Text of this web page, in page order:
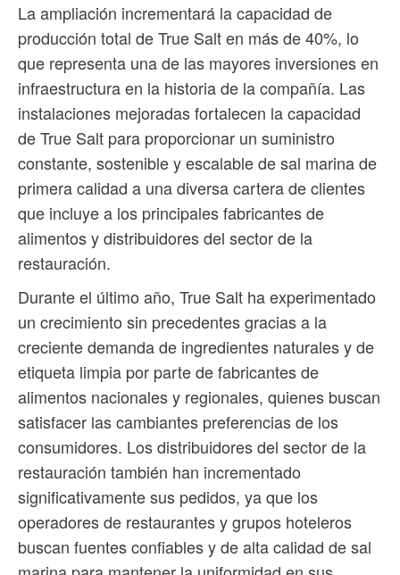
La ampliación incrementará la capacidad de
producción total de True Salt en más de 40%, lo
que representa una de las mayores inversiones en
infraestructura en la historia de la compañía. Las
instalaciones mejoradas fortalecen la capacidad
de True Salt para proporcionar un suministro
constante, sostenible y escalable de sal marina de
primera calidad a una diversa cartera de clientes
que incluye a los principales fabricantes de
alimentos y distribuidores del sector de la
restauración.
Durante el último año, True Salt ha experimentado
un crecimiento sin precedentes gracias a la
creciente demanda de ingredientes naturales y de
etiqueta limpia por parte de fabricantes de
alimentos nacionales y regionales, quienes buscan
satisfacer las cambiantes preferencias de los
consumidores. Los distribuidores del sector de la
restauración también han incrementado
significativamente sus pedidos, ya que los
operadores de restaurantes y grupos hoteleros
buscan fuentes confiables y de alta calidad de sal